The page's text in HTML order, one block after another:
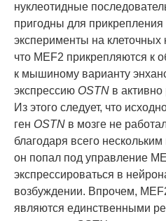
нуклеотидные
пригодны для
эксперименты на клеточных
что MEF2 прикрепляются к
к мышиному варианту
экспрессию OSTN в
Из этого следует, что
ген OSTN в мозге не
благодаря всего
он попал под управление
экспрессироваться в
возбуждении. Впрочем,
являются единственными